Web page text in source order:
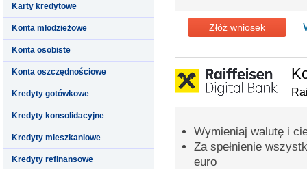
Karty kredytowe
Konta młodzieżowe
Konta osobiste
Konta oszczędnościowe
Kredyty gotówkowe
Kredyty konsolidacyjne
Kredyty mieszkaniowe
Kredyty refinansowe
Złóż wniosek
Wymieniaj walutę i
Za spełnienie
euro